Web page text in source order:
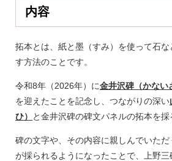
内容
拓本とは、紙と墨（すみ）を使って石
す方法のことです。
令和8年（2026年）に金井沢碑（かない
を迎えたことを記念し、つながりの深い
ひ）
と金井沢碑の碑文パネルの拓本を採
碑の文字や、その内容に親しんでいた
が採られるようになったことで、上野